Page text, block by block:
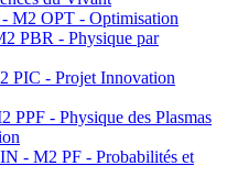
M2 OPT - Optimisation
PBR - Physique par
PIC - Projet Innovation
PPF - Physique des Plasmas
- M2 PF - Probabilités et